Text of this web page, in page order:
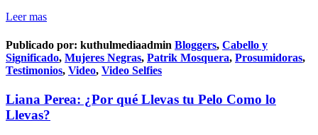
Leer mas
Publicado por: kuthulmediaadmin Bloggers, Cabello y
Significado, Mujeres Negras, Patrik Mosquera, Prosumidoras,
Testimonios, Video, Video Selfies
Liana Perea: ¿Por qué Llevas tu Pelo Como lo
Llevas?